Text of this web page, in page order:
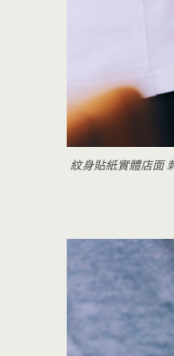
紋身貼紙實體店面